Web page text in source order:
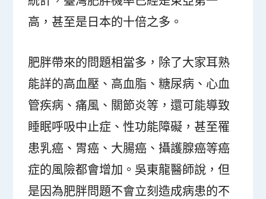
高，甚至是日本的十倍之多。
肥胖帶來的問題相當多，除了大家耳熟
能詳的高血壓、高血脂、糖尿病、心血
管疾病、痛風、關節炎等，還可能導致
睡眠呼吸中止症、性功能障礙，甚至罹
患乳癌、胃癌、大腸癌、攝護腺癌等癌
症的風險都會增加。吳東龍醫師說，但
是因為肥胖問題不會立刻造成病患的不